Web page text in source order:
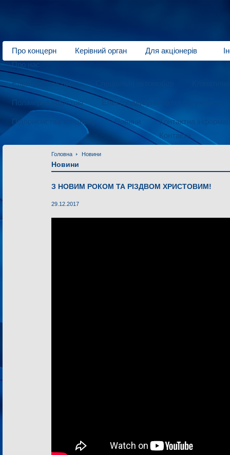
Про концерн Керівний орган Для акціонерів
Про нас
Електротранспорт
Полімерна індустрія Електродвигуни малої потужності
Підприємства концерну Новини
Контактна
Контакти
Головна Новини
Новини
З НОВИМ РОКОМ ТА РІЗДВОМ ХРИСТОВИМ!
29.12.2017